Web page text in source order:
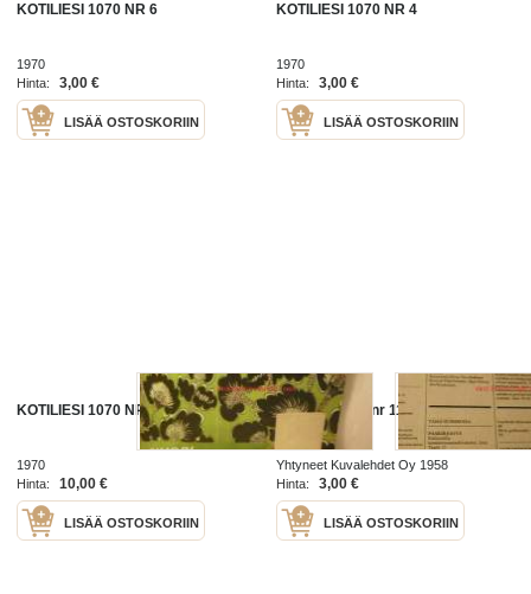
KOTILIESI 1070 NR 6
1970
Hinta:
3,00 €
LISÄÄ OSTOSKORIIN
KOTILIESI 1070 NR 4
1970
Hinta:
3,00 €
LISÄÄ OSTOSKORIIN
KOTILIESI 1070 NR 19
1970
Hinta:
10,00 €
LISÄÄ OSTOSKORIIN
Kotiliesi 1958 nr 11
Yhtyneet Kuvalehdet Oy 1958
Hinta:
3,00 €
LISÄÄ OSTOSKORIIN